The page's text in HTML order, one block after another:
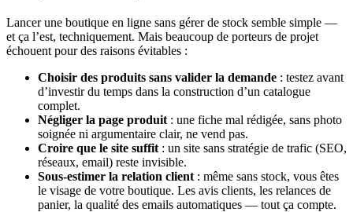
Lancer une boutique en ligne sans gérer de stock semble simple —
et ça l’est, techniquement. Mais beaucoup de porteurs de projet
échouent pour des raisons évitables :
Choisir des produits sans valider la demande : testez avant
d’investir du temps dans la construction d’un catalogue
complet.
Négliger la page produit : une fiche mal rédigée, sans photo
soignée ni argumentaire clair, ne vend pas.
Croire que le site suffit : un site sans stratégie de trafic (SEO,
réseaux, email) reste invisible.
Sous-estimer la relation client : même sans stock, vous êtes
le visage de votre boutique. Les avis clients, les relances de
panier, la qualité des emails automatiques — tout ça compte.